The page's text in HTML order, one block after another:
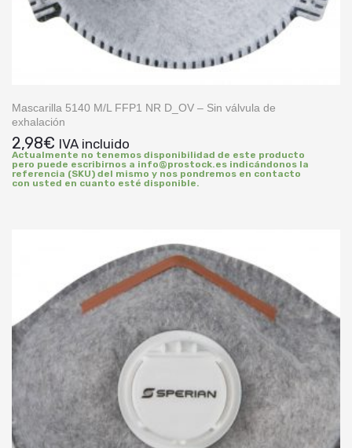
Mascarilla 5140 M/L FFP1 NR D_OV – Sin válvula de
exhalación
2,98€ IVA incluido
Actualmente no tenemos disponibilidad de este producto
pero puede escribirnos a info@prostock.es indicándonos la
referencia (SKU) del mismo y nos pondremos en contacto
con usted en cuanto esté disponible.